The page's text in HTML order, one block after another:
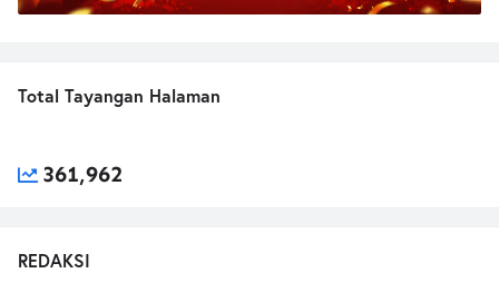
Total Tayangan Halaman
361,962
REDAKSI